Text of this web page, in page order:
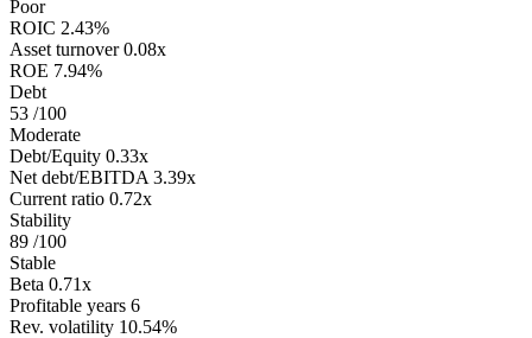
Poor
ROIC 2.43%
Asset turnover 0.08x
ROE 7.94%
Debt
53 /100
Moderate
Debt/Equity 0.33x
Net debt/EBITDA 3.39x
Current ratio 0.72x
Stability
89 /100
Stable
Beta 0.71x
Profitable years 6
Rev. volatility 10.54%